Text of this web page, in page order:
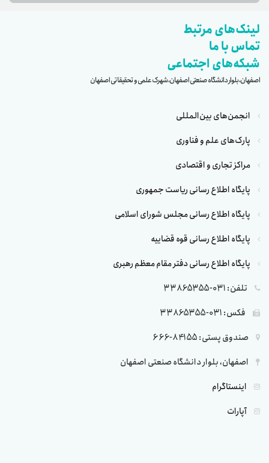
لینک‌های مرتبط
تماس با ما
شبکه‌های اجتماعی
اصفهان، بلوار دانشگاه صنعتی اصفهان، شهرک علمی و تحقیقاتی اصفهان
انجمن‌های بین‌المللی
پارک‌های علم و فناوری
مراکز تجاری و اقتصادی
پایگاه اطلاع رسانی ریاست جمهوری
پایگاه اطلاع رسانی مجلس شورای اسلامی
پایگاه اطلاع رسانی قوه قضاییه
پایگاه اطلاع رسانی دفتر مقام معظم رهبری
تلفن: 031-33865355
فکس: 031-33865355
صندوق پستی: 84155-666
اصفهان، بلوار دانشگاه صنعتی اصفهان
اینستاگرام
آپارات